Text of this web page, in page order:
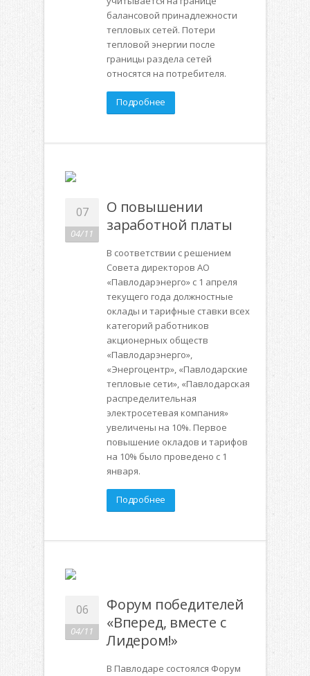
балансовой принадлежности
тепловых сетей. Потери
тепловой энергии после
границы раздела сетей
относятся на потребителя.
Подробнее
07
04/11
О повышении
заработной платы
В соответствии с решением
Совета директоров АО
«Павлодарэнерго» с 1 апреля
текущего года должностные
оклады и тарифные ставки всех
категорий работников
акционерных обществ
«Павлодарэнерго»,
«Энергоцентр», «Павлодарские
тепловые сети», «Павлодарская
распределительная
электросетевая компания»
увеличены на 10%. Первое
повышение окладов и тарифов
на 10% было проведено с 1
января.
Подробнее
06
04/11
Форум победителей
«Вперед, вместе с
Лидером!»
В Павлодаре состоялся Форум